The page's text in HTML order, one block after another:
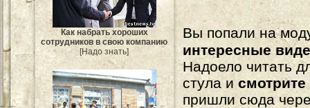
Как набрать хороших
сотрудников в свою компанию
[Надо знать]
Вы попали на
интересные
Надоело читать
стула и
пришли сюда